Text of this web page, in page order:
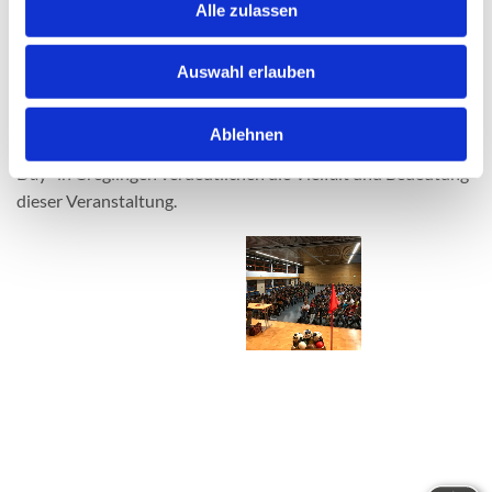
Alle zulassen
Auswahl erlauben
Ablehnen
Informationen, sondern auch die Chance, aktiv zu werden
und praktische Erfahrungen zu sammeln. Hier werden
wichtige Grundlagen für einen gesunden Lebensstil gelegt.
Impressionen vom letzten Gesundheitstag verdeutlichen die
Vielfalt und Bedeutung dieser Initiative.
Impressionen vom letzten Gesundheitstag dem „Well Being
Day" in Creglingen verdeutlichen die Vielfalt und Bedeutung
dieser Veranstaltung.